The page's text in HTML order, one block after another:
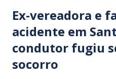
Ex-vereadora e
acidente em
condutor fugiu
socorro